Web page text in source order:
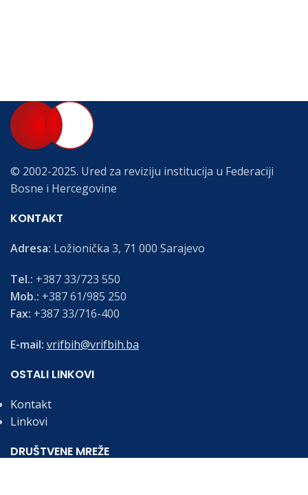
© 2002-2025. Ured za reviziju institucija u Federaciji
Bosne i Hercegovine
KONTAKT
Adresa: Ložionička 3, 71 000 Sarajevo
Tel.: +387 33/723 550
Mob.: +387 61/985 250
Fax: +387 33/716-400
E-mail: vrifbih@vrifbih.ba
OSTALI LINKOVI
Kontakt
Linkovi
DRUŠTVENE MREŽE